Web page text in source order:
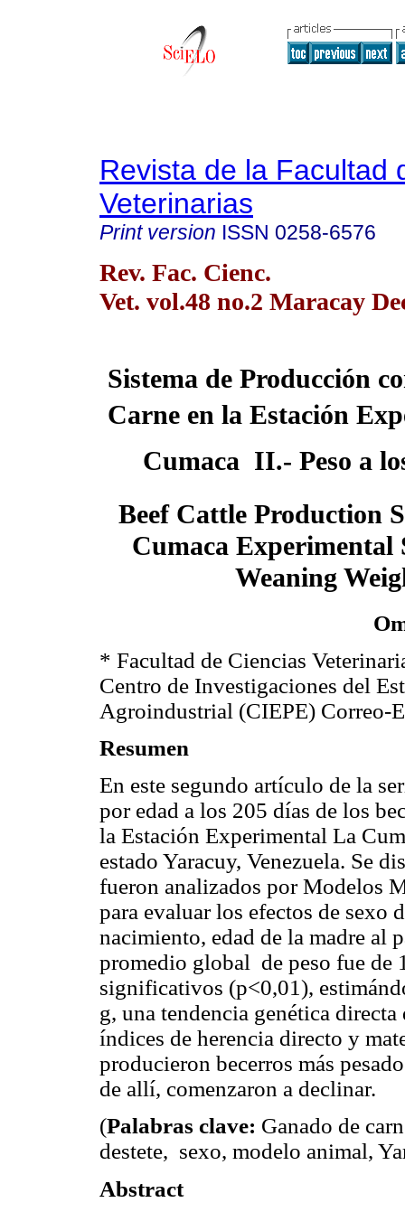
Revista de la Facultad
Veterinarias
Print version ISSN 0258-6576
Rev. Fac. Cienc.
Vet. vol.48 no.2 Maracay
Sistema de Producción
Carne en la Estación
Cumaca II.- Peso a
Beef Cattle Production
Cumaca
Weaning
* Facultad de Ciencias
Centro de Investigaciones del
Agroindustrial (CIEPE) Correo-
Resumen
En este segundo artículo de la
por edad a los 205 días de los
la Estación Experimental La
estado Yaracuy, Venezuela. Se
fueron analizados por Modelos
para evaluar los efectos de sexo
nacimiento, edad de la madre al
promedio global de peso fue de
significativos (p<0,01),
g, una tendencia genética
índices de herencia directo y
producieron becerros más
de allí, comenzaron a declinar.
(Palabras clave: Ganado de
destete, sexo, modelo animal,
Abstract